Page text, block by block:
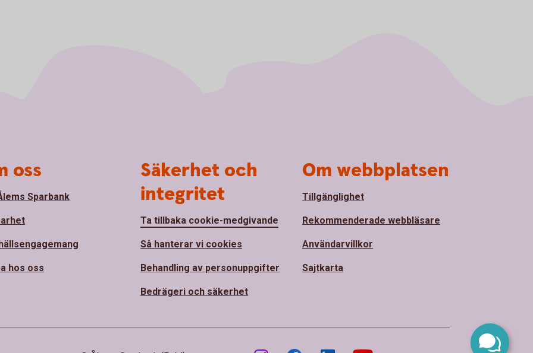
oss
Sparbank
hos oss
Säkerhet och
integritet
Ta tillbaka cookie-medgivande
Så hanterar vi cookies
Behandling av personuppgifter
Bedrägeri och säkerhet
Om webbplatsen
Tillgänglighet
Rekommenderade webbläsare
Användarvillkor
Sajtkarta